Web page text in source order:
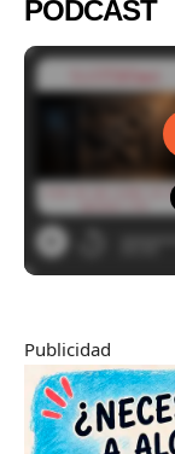
PODCAST
Publicidad